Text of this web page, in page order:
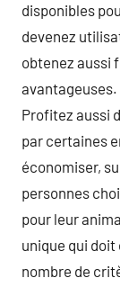
disponibles
devenez
obtenez aussi
Profitez aussi
par certaines
économiser,
personnes
pour leur
unique qui doit
nombre de